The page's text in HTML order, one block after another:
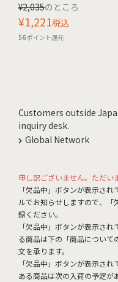
¥2,035のところ
¥1,221税込
56ポイント還元
Customers outside
inquiry desk.
Global Network
申し訳ございません。ただい
「欠品中」ボタンが表示さ
ルでお知らせしますので、「
録ください。
「欠品中」ボタンが表示さ
る商品は下の「商品について
文を承ります。
「欠品中」ボタンが表示さ
ある商品は次の入荷の予定が